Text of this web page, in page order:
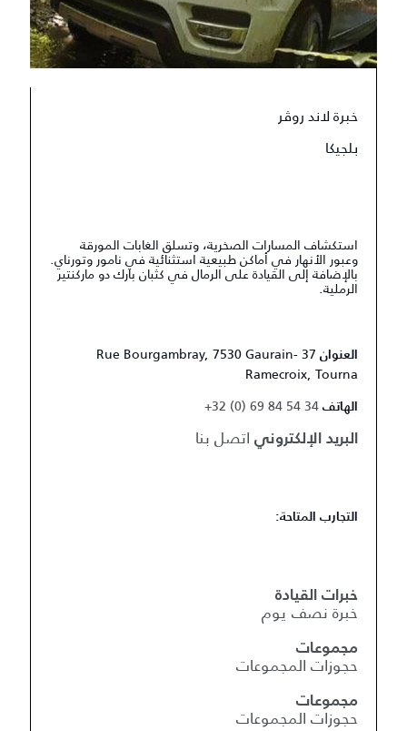
خبرة لاند روڤر
بلجيكا
استكشاف المسارات الصخرية، وتسلق الغابات المورقة
وعبور الأنهار في أماكن طبيعية استثنائية في نامور وتورناي.
بالإضافة إلى القيادة على الرمال في كثبان بارك دو ماركنتير
الرملية.
العنوان
37 Rue Bourgambray, 7530 Gaurain-
Ramecroix, Tourna
الهاتف +32 (0) 69 84 54 34
البريد الإلكتروني اتصل بنا
التجارب المتاحة:
خبرات القيادة
خبرة نصف يوم
مجموعات
حجوزات المجموعات
مجموعات
حجوزات المجموعات